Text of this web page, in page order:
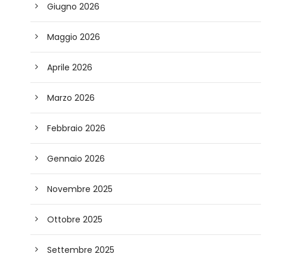
Giugno 2026
Maggio 2026
Aprile 2026
Marzo 2026
Febbraio 2026
Gennaio 2026
Novembre 2025
Ottobre 2025
Settembre 2025